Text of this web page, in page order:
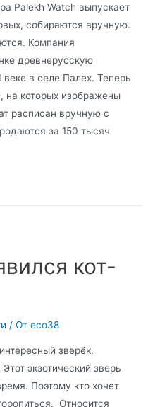
Palekh Watch выпускает
собираются вручную.
Компания
древнерусскую
в селе Палех. Теперь
на которых изображены
расписан вручную с
за 150 тысяч
кот-
/ От eco38
зверёк.
экзотический зверь
Поэтому кто хочет
Относится